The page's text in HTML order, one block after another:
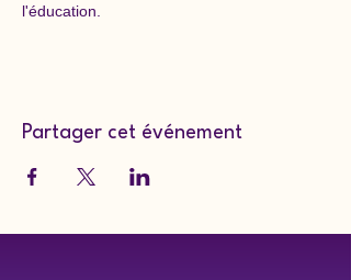
l'éducation.
Partager cet événement